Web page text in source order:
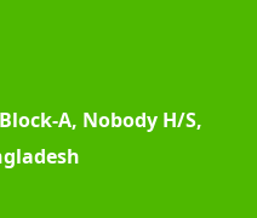
A, Nobody H/S,